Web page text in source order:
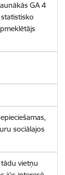
GA 4
sociālajos
vietņu